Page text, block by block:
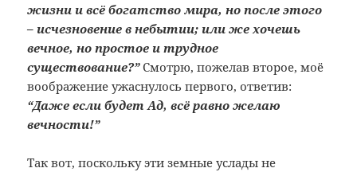
жизни и всё богатство мира, но после этого
– исчезновение в небытии; или же хочешь
вечное, но простое и трудное
существование?”Смотрю, пожелав второе, моё
воображение ужаснулось первого, ответив:
“Даже если будет Ад, всё равно желаю
вечности!”
Так вот, поскольку эти земные услады не